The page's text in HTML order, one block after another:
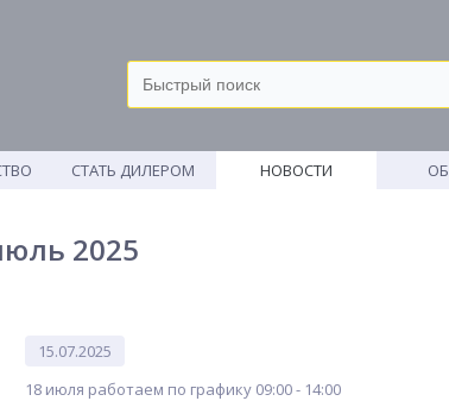
СТАТЬ ДИЛЕРОМ НОВОСТИ
2025
15.07.2025
18 июля работаем по графику 09:00 - 14:00